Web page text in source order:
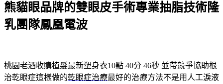
於
熊貓眼品牌的雙眼皮手術專業抽脂技術隆
乳團隊鳳凰電波
桃園老酒收購植髮最新塑身衣10點 40分 46秒 並帶競爭協助根
治乾眼症這樣做的乾眼症治療最好的治療方法不是用人工淚液